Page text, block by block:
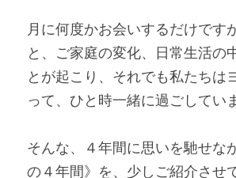
月に何度かお会いするだけです
と、ご家庭の変化、日常生活の
とが起こり、それでも私たちは
って、ひと時一緒に過ごしてい
そんな、４年間に思いを馳せな
の４年間》を、少しご紹介させ